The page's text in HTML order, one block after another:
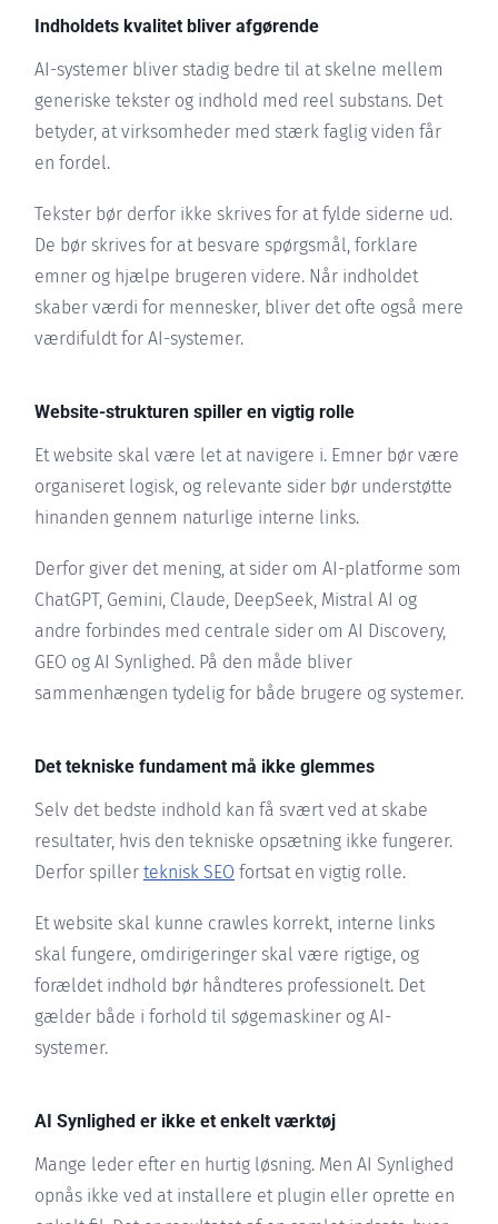
Indholdets kvalitet bliver afgørende
AI-systemer bliver stadig bedre til at skelne mellem
generiske tekster og indhold med reel substans. Det
betyder, at virksomheder med stærk faglig viden får
en fordel.
Tekster bør derfor ikke skrives for at fylde siderne ud.
De bør skrives for at besvare spørgsmål, forklare
emner og hjælpe brugeren videre. Når indholdet
skaber værdi for mennesker, bliver det ofte også mere
værdifuldt for AI-systemer.
Website-strukturen spiller en vigtig rolle
Et website skal være let at navigere i. Emner bør være
organiseret logisk, og relevante sider bør understøtte
hinanden gennem naturlige interne links.
Derfor giver det mening, at sider om AI-platforme som
ChatGPT, Gemini, Claude, DeepSeek, Mistral AI og
andre forbindes med centrale sider om AI Discovery,
GEO og AI Synlighed. På den måde bliver
sammenhængen tydelig for både brugere og systemer.
Det tekniske fundament må ikke glemmes
Selv det bedste indhold kan få svært ved at skabe
resultater, hvis den tekniske opsætning ikke fungerer.
Derfor spiller teknisk SEO fortsat en vigtig rolle.
Et website skal kunne crawles korrekt, interne links
skal fungere, omdirigeringer skal være rigtige, og
forældet indhold bør håndteres professionelt. Det
gælder både i forhold til søgemaskiner og AI-
systemer.
AI Synlighed er ikke et enkelt værktøj
Mange leder efter en hurtig løsning. Men AI Synlighed
opnås ikke ved at installere et plugin eller oprette en